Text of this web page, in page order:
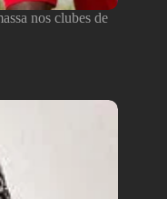
nos clubes de